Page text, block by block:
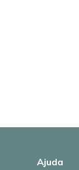
Ajuda